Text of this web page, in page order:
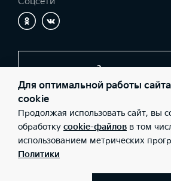
Заказать
© 2026 Юридические лица ООО «КЦ
(Фактический адрес: Московская обл., г.
Ленинградское, строение 21А; Телефон:
ИНН: 5047111019; ОГРН: 1095047012345),
СНГ» (Фактический адрес: г.Москва,
301 08 80; ИНН: 7728674093; ОГРН:
Для оптимальной работы
cookie
Продолжая использовать сайт, вы
обработку cookie-файлов в том
использованием метрических
Политики